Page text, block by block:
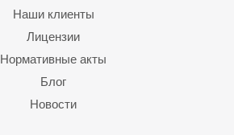
Наши клиенты
Лицензии
Нормативные акты
Блог
Новости